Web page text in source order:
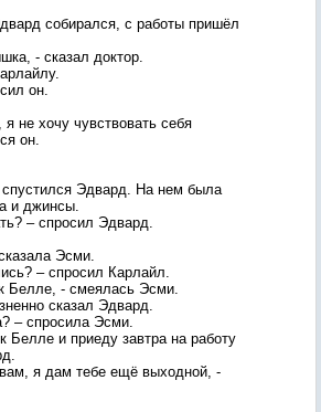
собирался, с работы пришёл
- сказал доктор.
он.
не хочу чувствовать себя
он.
спустился Эдвард. На нем была
и джинсы.
– спросил Эдвард.
Эсми.
– спросил Карлайл.
Белле, - смеялась Эсми.
сказал Эдвард.
– спросила Эсми.
Белле и приеду завтра на работу
я дам тебе ещё выходной, -